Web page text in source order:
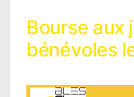
Bourse aux
bénévoles